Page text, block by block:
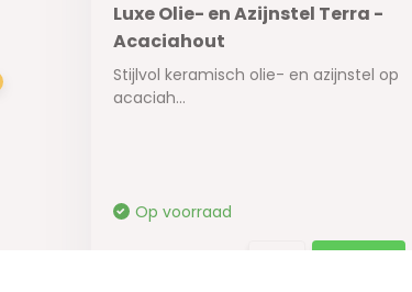
Luxe Olie- en Azijnstel Terra -
Acaciahout
Stijlvol keramisch olie- en azijnstel op
acaciah...
Op voorraad